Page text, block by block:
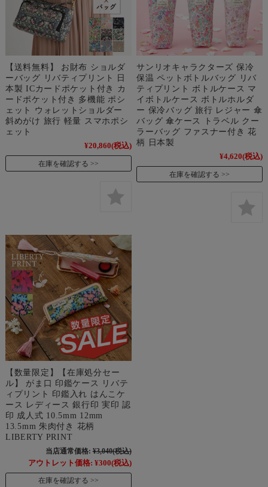
【送料無料】 お財布 ショルダ
ーバッグ リバティプリント 日
本製 ICカードポケット付き カ
ードポケット付き 多機能 ポシ
ェット ウォレットショルダー
斜めがけ 旅行 軽量 スマホポシ
ェット
¥20,860(税込)
在庫を確認する
サンリオキャラクターズ 保冷
保温 ペットボトルバッグ リバ
ティプリント ボトルケース マ
イボトルケース ボトルホルダ
ー 保冷バッグ 旅行 レジャー 傘
バッグ 傘ケース トラベル クー
ラーバッグ ファスナー付き 花
柄 日本製
¥4,620(税込)
在庫を確認する
【数量限定】【在庫処分セー
ル】 がま口 印鑑ケース リバテ
ィプリント 印鑑入れ はんこケ
ース レディース 銀行印 実印 認
印 成人式 10.5mm 12mm
13.5mm 朱肉付き 花柄
LIBERTY PRINT
当店通常価格: ¥3,040(税込)
アウトレット価格: ¥300(税込)
在庫を確認する